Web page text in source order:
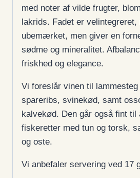
med noter af vilde frugter,
lakrids. Fadet er
ubemærket, men giver en
sødme og mineralitet.
friskhed og elegance.
Vi foreslår vinen til
spareribs, svinekød, samt
kalvekød. Den går også fint til
fiskeretter med tun og torsk,
og oste.
Vi anbefaler servering ved 17